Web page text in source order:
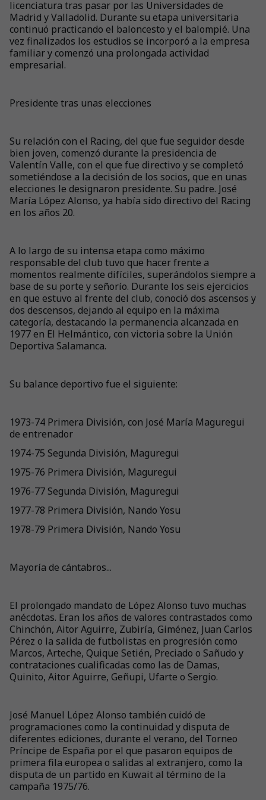
licenciatura tras pasar por las Universidades de
Madrid y Valladolid. Durante su etapa universitaria
continuó practicando el baloncesto y el balompié. Una
vez finalizados los estudios se incorporó a la empresa
familiar y comenzó una prolongada actividad
empresarial.
Presidente tras unas elecciones
Su relación con el Racing, del que fue seguidor desde
bien joven, comenzó durante la presidencia de
Valentín Valle, con el que fue directivo y se completó
sometiéndose a la decisión de los socios, que en unas
elecciones le designaron presidente. Su padre. José
María López Alonso, ya había sido directivo del Racing
en los años 20.
A lo largo de su intensa etapa como máximo
responsable del club tuvo que hacer frente a
momentos realmente difíciles, superándolos siempre a
base de su porte y señorío. Durante los seis ejercicios
en que estuvo al frente del club, conoció dos ascensos y
dos descensos, dejando al equipo en la máxima
categoría, destacando la permanencia alcanzada en
1977 en El Helmántico, con victoria sobre la Unión
Deportiva Salamanca.
Su balance deportivo fue el siguiente:
1973-74 Primera División, con José María Maguregui
de entrenador
1974-75 Segunda División, Maguregui
1975-76 Primera División, Maguregui
1976-77 Segunda División, Maguregui
1977-78 Primera División, Nando Yosu
1978-79 Primera División, Nando Yosu
Mayoría de cántabros...
El prolongado mandato de López Alonso tuvo muchas
anécdotas. Eran los años de valores contrastados como
Chinchón, Aitor Aguirre, Zubiría, Giménez, Juan Carlos
Pérez o la salida de futbolistas en progresión como
Marcos, Arteche, Quique Setién, Preciado o Sañudo y
contrataciones cualificadas como las de Damas,
Quinito, Aitor Aguirre, Geñupi, Ufarte o Sergio.
José Manuel López Alonso también cuidó de
programaciones como la continuidad y disputa de
diferentes ediciones, durante el verano, del Torneo
Príncipe de España por el que pasaron equipos de
primera fila europea o salidas al extranjero, como la
disputa de un partido en Kuwait al término de la
campaña 1975/76.